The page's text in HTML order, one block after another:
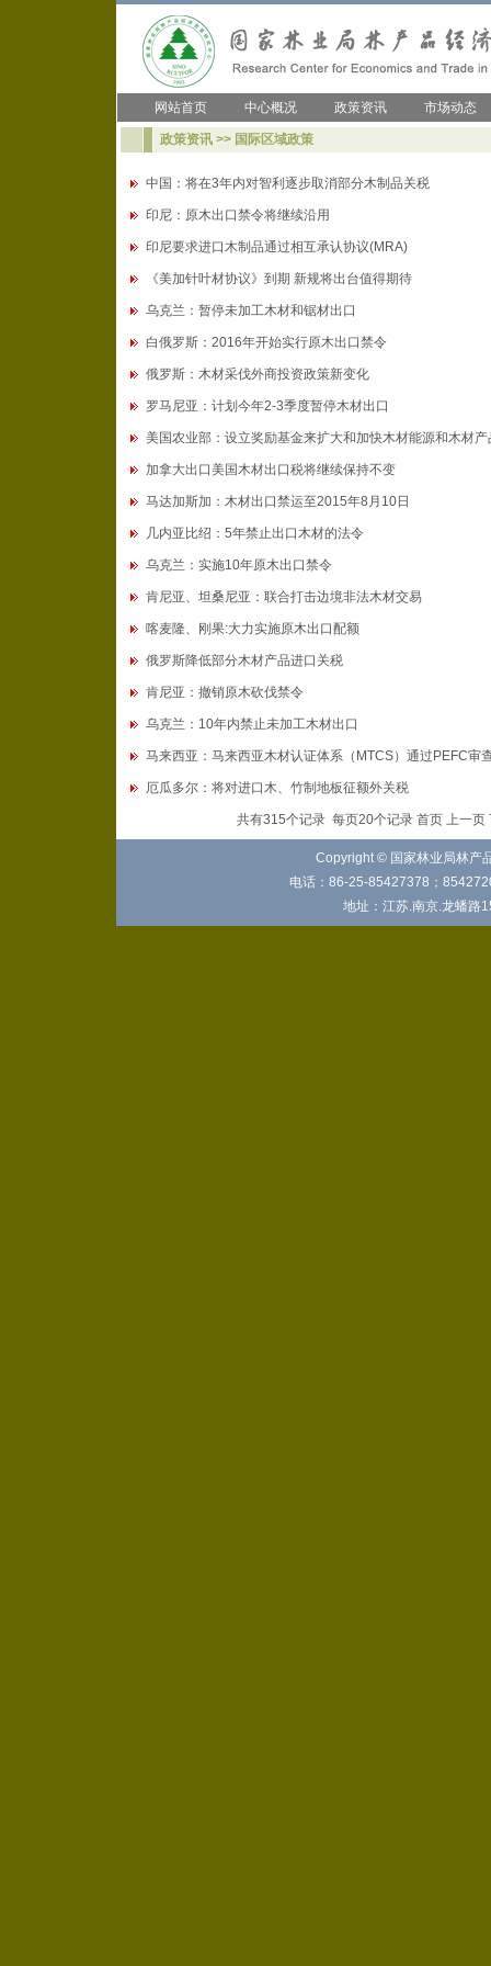
网站首页 中心概况 政策资讯 市场动态
政策资讯 >> 国际区域政策
中国：将在3年内对智利逐步取消部分木制品关税
印尼：原木出口禁令将继续沿用
印尼要求进口木制品通过相互承认协议(MRA)
《美加针叶材协议》到期 新规将出台值得期待
乌克兰：暂停未加工木材和锯材出口
白俄罗斯：2016年开始实行原木出口禁令
俄罗斯：木材采伐外商投资政策新变化
罗马尼亚：计划今年2-3季度暂停木材出口
美国农业部：设立奖励基金来扩大和加快木材能源和木材产
加拿大出口美国木材出口税将继续保持不变
马达加斯加：木材出口禁运至2015年8月10日
几内亚比绍：5年禁止出口木材的法令
乌克兰：实施10年原木出口禁令
肯尼亚、坦桑尼亚：联合打击边境非法木材交易
喀麦隆、刚果:大力实施原木出口配额
俄罗斯降低部分木材产品进口关税
肯尼亚：撤销原木砍伐禁令
乌克兰：10年内禁止未加工木材出口
马来西亚：马来西亚木材认证体系（MTCS）通过PEFC审
厄瓜多尔：将对进口木、竹制地板征额外关税
共有315个记录 每页20个记录 首页 上一页
Copyright © 国家林业局林产
电话：86-25-85427378；
地址：江苏.南京.龙蟠路